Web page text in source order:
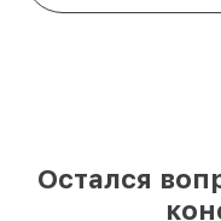
Остался